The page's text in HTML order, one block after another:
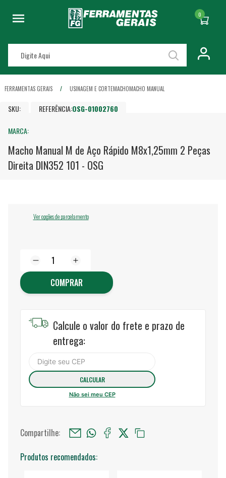
0
FERRAMENTAS GERAIS USINAGEM E CORTEMACHOMACHO MANUAL
SKU: REFERÊNCIA:OSG-01002760
MARCA:
Macho Manual M de Aço Rápido M8x1,25mm 2 Peças
Direita DIN352 101 - OSG
Ver opções de parcelamento
COMPRAR
Calcule o valor do frete e prazo de
entrega:
Não sei meu CEP
Compartilhe:
Produtos recomendados: